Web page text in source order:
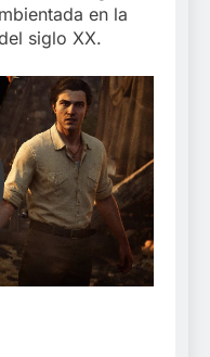
en la
siglo XX.